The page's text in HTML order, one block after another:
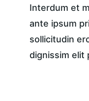
Interdum et
ante ipsum
sollicitudin
dignissim elit